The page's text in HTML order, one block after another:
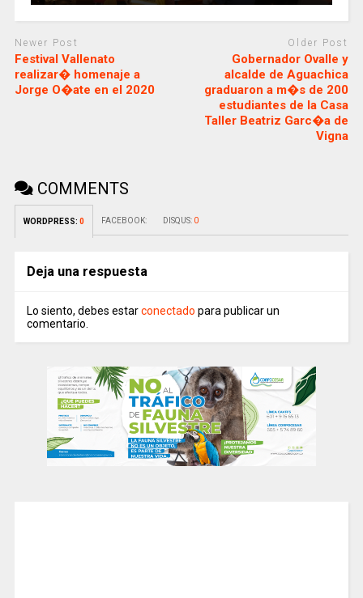
Newer Post
Festival Vallenato
realizar� homenaje a
Jorge O�ate en el 2020
Older Post
Gobernador Ovalle y
alcalde de Aguachica
graduaron a m�s de 200
estudiantes de la Casa
Taller Beatriz Garc�a de
Vigna
COMMENTS
WORDPRESS: 0 FACEBOOK: DISQUS: 0
Deja una respuesta
Lo siento, debes estarconectado para publicar un
comentario.